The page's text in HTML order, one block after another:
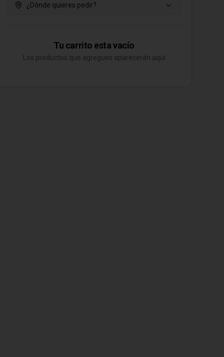
¿Dónde quieres pedir?
Tu carrito esta vacío
Los productos que agregues aparecerán aquí